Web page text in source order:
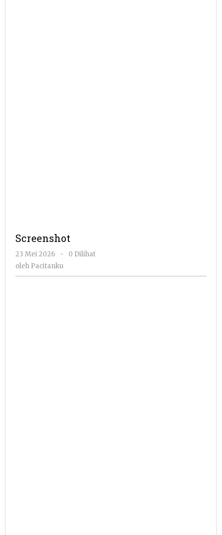
Screenshot
23 Mei 2026
oleh
Pacitanku
-
0 Dilihat
oleh Pacitanku